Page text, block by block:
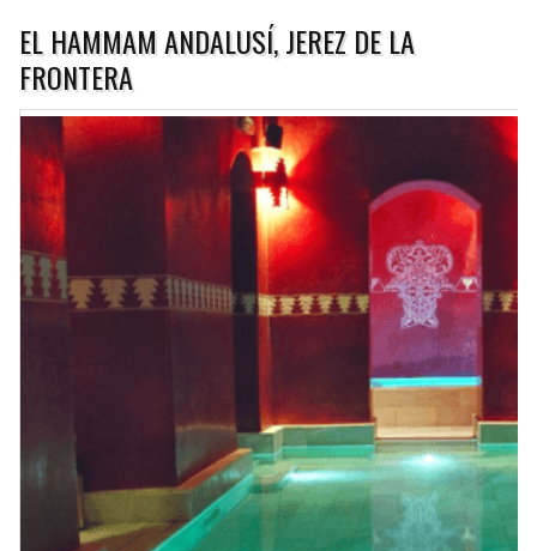
EL HAMMAM ANDALUSÍ, JEREZ DE LA
FRONTERA